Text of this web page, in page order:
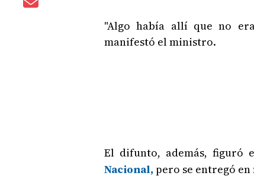
"Algo había allí que no
manifestó el ministro.
El difunto, además, figuró
Nacional, pero se entregó en